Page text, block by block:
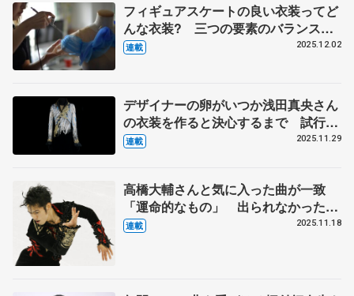
フィギュアスケートの良い衣装ってど
んな衣装? 三つの要素のバランスが
そろった羽生結弦さんの『ボレロ』
連載 2025.12.02
デザイナーの卵がいつか浅田真央さん
の衣装を作ると決心するまで 試行錯
誤の日々、２週間で仕上げた羽生結弦
連載 2025.11.29
高橋大輔さんと気に入った曲が一致
「運命的なもの」 出られなかったオ
リンピックに連れて行ってもらった
連載 2025.11.18